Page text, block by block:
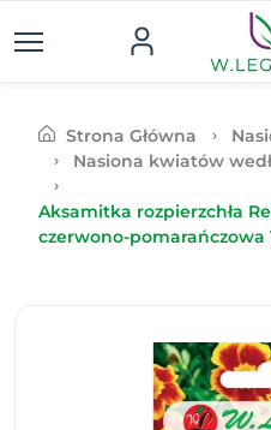
Strona Główna
Nasiona kwiatów
Aksamitka rozpierzchła
czerwono-pomarańczowa